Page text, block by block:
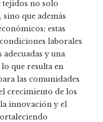
tejidos no solo
que además
estas
laborales
y una
que resulta en
las comunidades
crecimiento de los
innovación y el